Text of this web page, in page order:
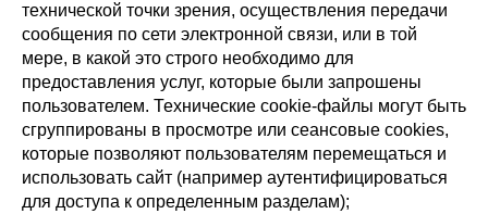
технической точки зрения, осуществления передачи
сообщения по сети электронной связи, или в той
мере, в какой это строго необходимо для
предоставления услуг, которые были запрошены
пользователем. Технические cookie-файлы могут быть
сгруппированы в просмотре или сеансовые cookies,
которые позволяют пользователям перемещаться и
использовать сайт (например аутентифицироваться
для доступа к определенным разделам);